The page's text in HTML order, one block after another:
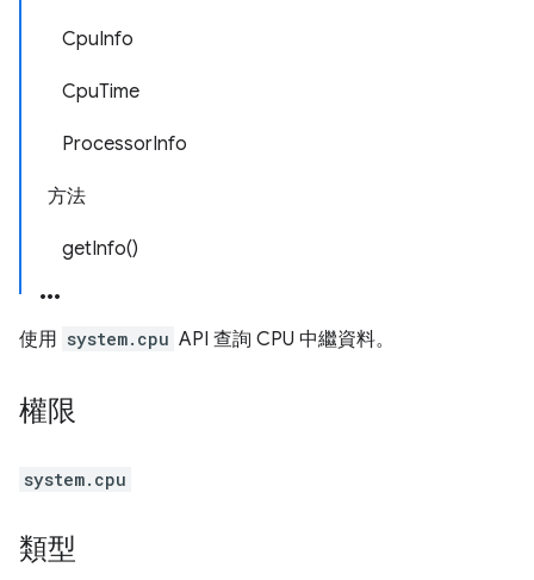
CpuInfo
CpuTime
ProcessorInfo
方法
getInfo()
使用 system.cpu API 查詢 CPU 中繼資料。
權限
system.cpu
類型